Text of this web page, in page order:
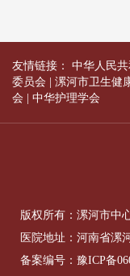
友情链接： 中华人民
委员会
漯河市卫生健
会
中华护理学会
版权所有：漯河市中
医院地址：河南省漯
备案编号： 豫ICP备